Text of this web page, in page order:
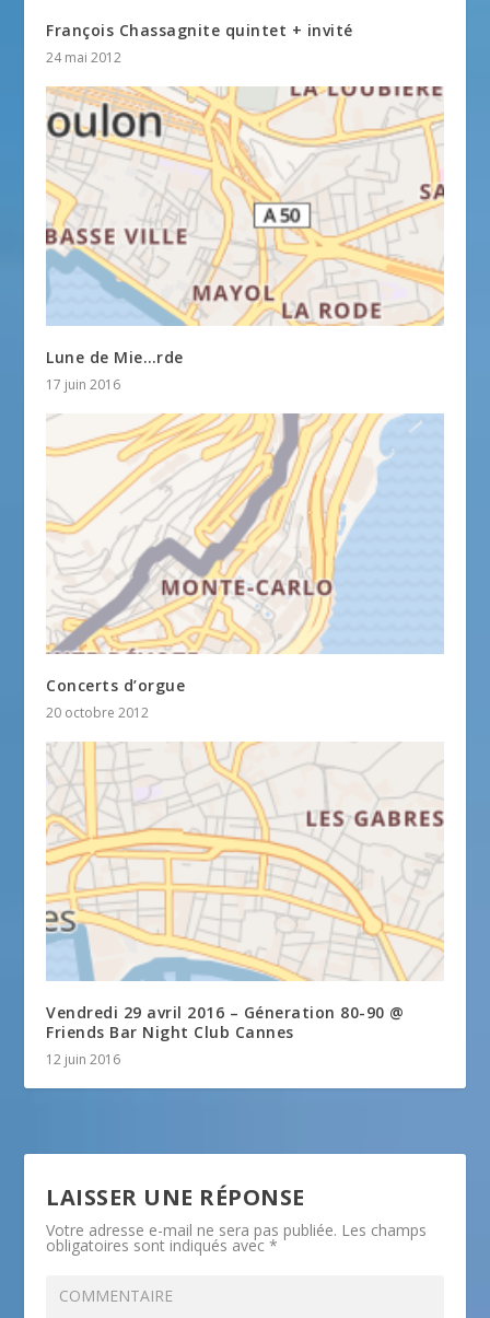
François Chassagnite quintet + invité
24 mai 2012
Lune de Mie…rde
17 juin 2016
Concerts d’orgue
20 octobre 2012
Vendredi 29 avril 2016 – Géneration 80-90 @
Friends Bar Night Club Cannes
12 juin 2016
LAISSER UNE RÉPONSE
Votre adresse e-mail ne sera pas publiée. Les champs
obligatoires sont indiqués avec*